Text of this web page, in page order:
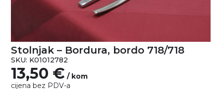
Stolnjak – Bordura, bordo 718/718
SKU: K01012782
13,50 € / kom
cijena bez PDV-a